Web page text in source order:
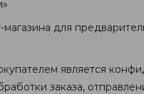
для
является
заказа,